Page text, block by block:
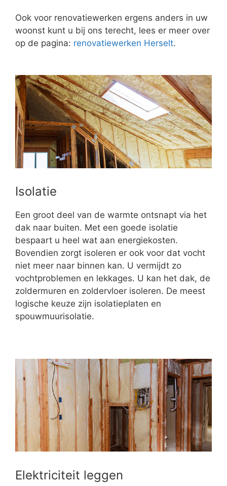
Ook voor renovatiewerken ergens anders in uw
woonst kunt u bij ons terecht, lees er meer over
op de pagina: renovatiewerken Herselt.
Isolatie
Een groot deel van de warmte ontsnapt via het
dak naar buiten. Met een goede isolatie
bespaart u heel wat aan energiekosten.
Bovendien zorgt isoleren er ook voor dat vocht
niet meer naar binnen kan. U vermijdt zo
vochtproblemen en lekkages. U kan het dak, de
zoldermuren en zoldervloer isoleren. De meest
logische keuze zijn isolatieplaten en
spouwmuurisolatie.
Elektriciteit leggen